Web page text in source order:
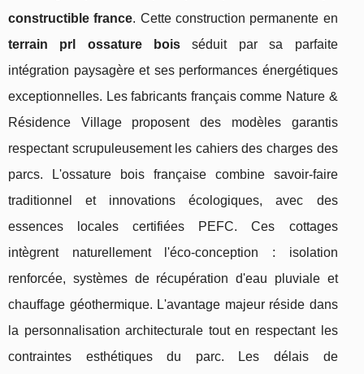
constructible france. Cette construction permanente en
terrain prl ossature bois séduit par sa parfaite
intégration paysagère et ses performances énergétiques
exceptionnelles. Les fabricants français comme Nature &
Résidence Village proposent des modèles garantis
respectant scrupuleusement les cahiers des charges des
parcs. L'ossature bois française combine savoir-faire
traditionnel et innovations écologiques, avec des
essences locales certifiées PEFC. Ces cottages
intègrent naturellement l'éco-conception : isolation
renforcée, systèmes de récupération d'eau pluviale et
chauffage géothermique. L'avantage majeur réside dans
la personnalisation architecturale tout en respectant les
contraintes esthétiques du parc. Les délais de